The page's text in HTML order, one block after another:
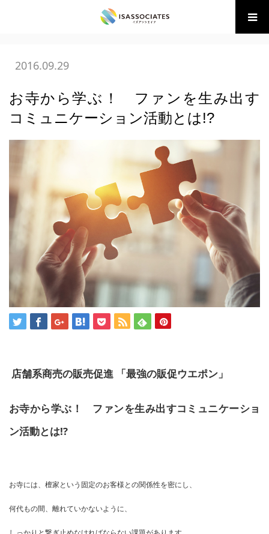
06 販促ウエポン
お寺から学ぶ！ ファンを生
2016.09.29
お寺から学ぶ！ ファンを生み出す
コミュニケーション活動とは!?
店舗系商売の販売促進 「最強の販促ウエポン」
お寺から学ぶ！ ファンを生み出すコミュニケーショ
ン活動とは!?
お寺には、檀家という固定のお客様との関係性を密にし、
何代もの間、離れていかないように、